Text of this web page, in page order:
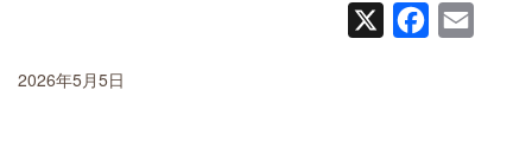
Facebook
2026年5月5日